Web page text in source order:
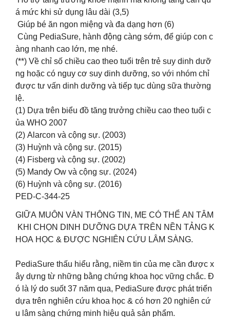
á mức khi sử dụng lâu dài (3,5) ​
Giúp bé ăn ngon miệng và đa dạng hơn (6)​
Cùng PediaSure, hành động càng sớm, để giúp con c
àng nhanh cao lớn, mẹ nhé.​
(**) Về chỉ số chiều cao theo tuổi trên trẻ suy dinh dưỡ
ng hoặc có nguy cơ suy dinh dưỡng, so với nhóm chỉ
được tư vấn dinh dưỡng và tiếp tục dùng sữa thường
lệ.​
(1) Dựa trên biểu đồ tăng trưởng chiều cao theo tuổi c
ủa WHO 2007​
(2) Alarcon và cộng sự. (2003)​
(3) Huỳnh và cộng sự. (2015)​
(4) Fisberg và cộng sự. (2002)​
(5) Mandy Ow và cộng sự. (2024)​
(6) Huỳnh và cộng sự. (2016)​
PED-C-344-25
GIỮA MUÔN VÀN THÔNG TIN, MẸ CÓ THỂ AN TÂM
KHI CHỌN DINH DƯỠNG DỰA TRÊN NỀN TẢNG K
HOA HỌC & ĐƯỢC NGHIÊN CỨU LÂM SÀNG.
PediaSure thấu hiểu rằng, niềm tin của mẹ cần được x
ây dựng từ những bằng chứng khoa học vững chắc. Đ
ó là lý do suốt 37 năm qua, PediaSure được phát triển
dựa trên nghiên cứu khoa học & có hơn 20 nghiên cứ
u lâm sàng chứng minh hiệu quả sản phẩm. ​